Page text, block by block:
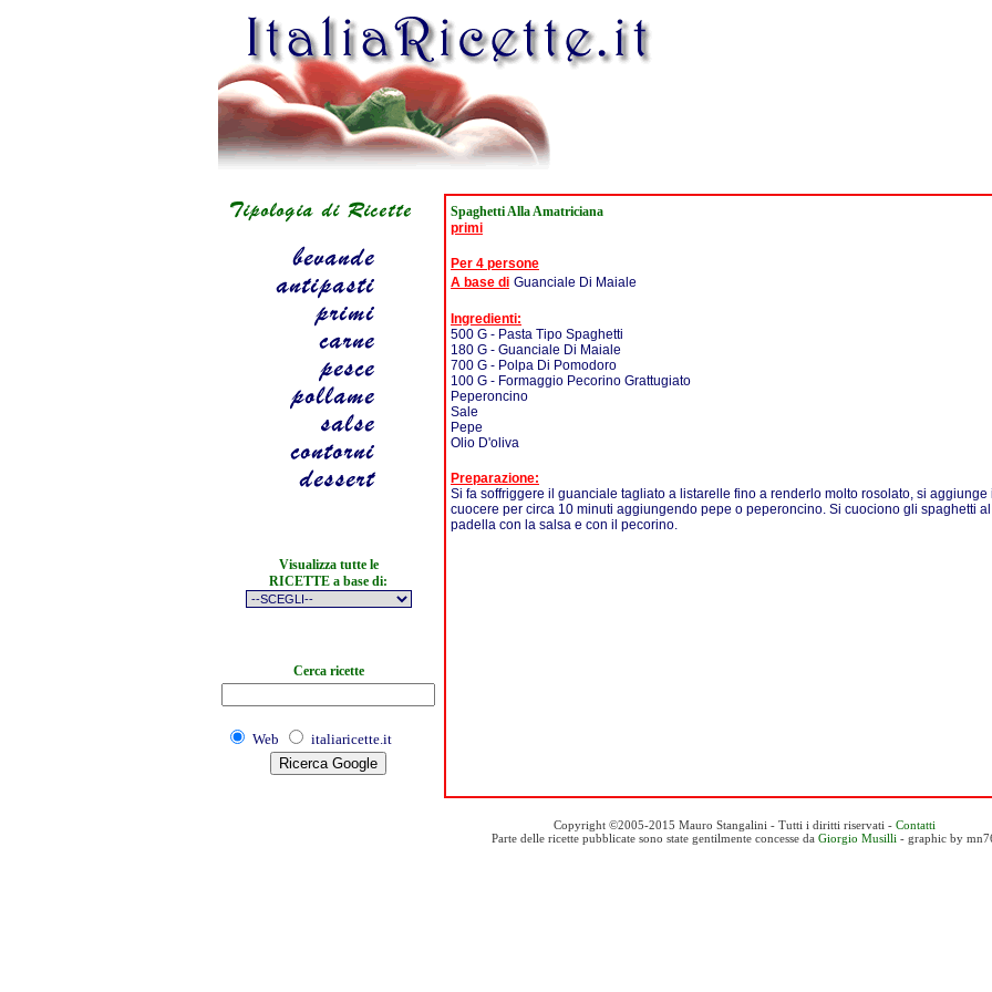
Visualizza tutte le
RICETTE a base di:
Cerca ricette
Web italiaricette.it
Spaghetti Alla Amatriciana
primi
Per 4 persone
A base di Guanciale Di Maiale
Ingredienti:
500 G - Pasta Tipo Spaghetti
180 G - Guanciale Di Maiale
700 G - Polpa Di Pomodoro
100 G - Formaggio Pecorino Grattugiato
Peperoncino
Sale
Pepe
Olio D'oliva
Preparazione:
Si fa soffriggere il guanciale tagliato a listarelle fino a renderlo molto rosolato, si aggiunge
cuocere per circa 10 minuti aggiungendo pepe o peperoncino. Si cuociono gli spaghetti
padella con la salsa e con il pecorino.
Copyright ©2005-2015 Mauro Stangalini - Tutti i diritti riservati - Contatti
Parte delle ricette pubblicate sono state gentilmente concesse da Giorgio Musilli - graphic by